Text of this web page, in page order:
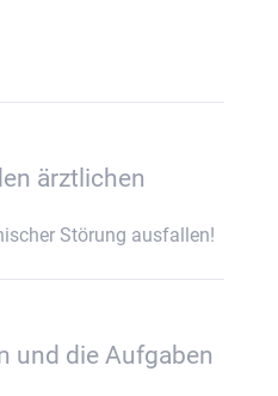
ärztlichen
Störung ausfallen!
und die Aufgaben